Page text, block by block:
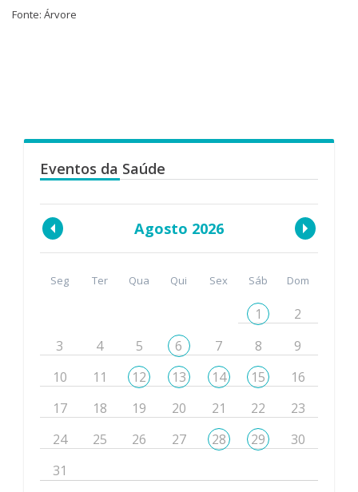
Fonte: Árvore
Eventos da Saúde
Agosto 2026
Seg Ter Qua Qui Sex Sáb Dom
1
2
3
4 5 6 7 8
9
10
11 12 13 14 15
16
17
18 19 20 21 22
23
24
25 26 27 28 29
30
31